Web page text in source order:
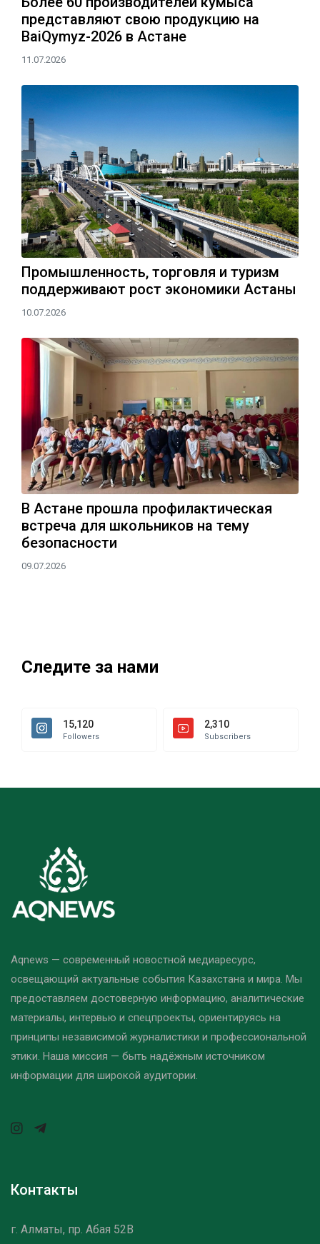
представляют свою продукцию на
BaiQymyz-2026 в Астане
11.07.2026
Промышленность, торговля и туризм
поддерживают рост экономики Астаны
10.07.2026
В Астане прошла профилактическая
встреча для школьников на тему
безопасности
09.07.2026
Следите за нами
15,120
Followers
2,310
Subscribers
Aqnews — современный новостной медиаресурс,
освещающий актуальные события Казахстана и мира. Мы
предоставляем достоверную информацию, аналитические
материалы, интервью и спецпроекты, ориентируясь на
принципы независимой журналистики и профессиональной
этики. Наша миссия — быть надёжным источником
информации для широкой аудитории.
Контакты
г. Алматы, пр. Абая 52B